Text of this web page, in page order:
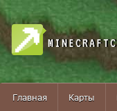
Главная Карты